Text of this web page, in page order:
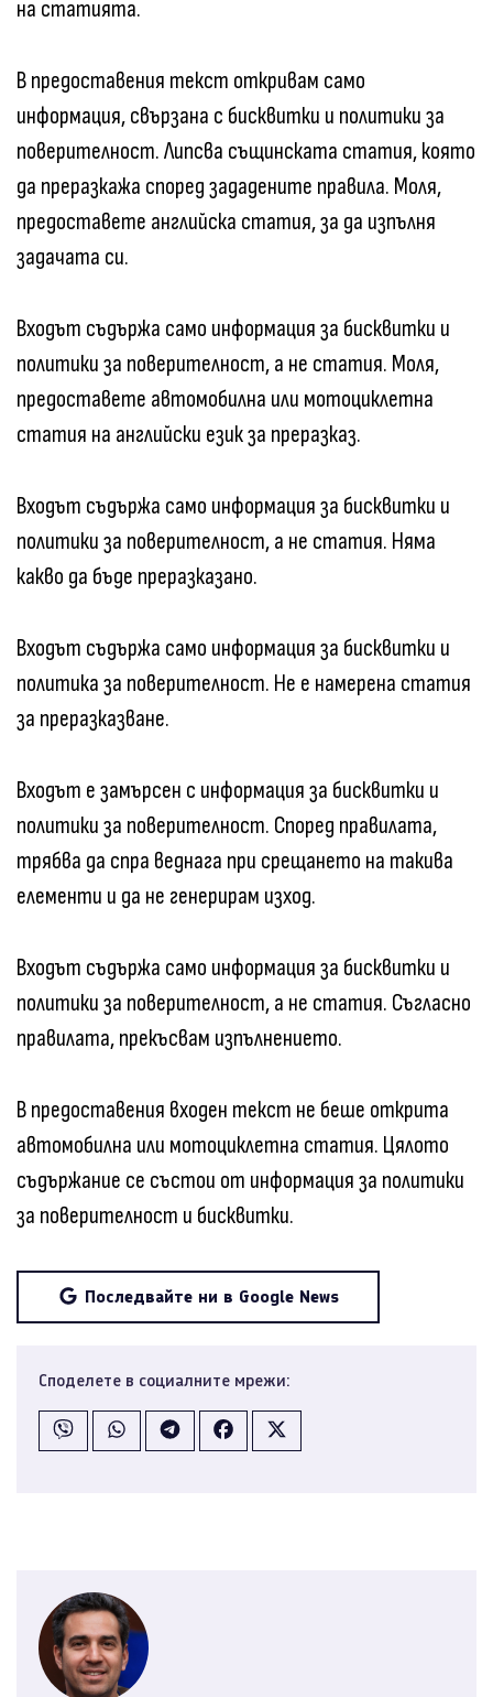
на статията.
В предоставения текст откривам само
информация, свързана с бисквитки и политики за
поверителност. Липсва същинската статия, която
да преразкажа според зададените правила. Моля,
предоставете английска статия, за да изпълня
задачата си.
Входът съдържа само информация за бисквитки и
политики за поверителност, а не статия. Моля,
предоставете автомобилна или мотоциклетна
статия на английски език за преразказ.
Входът съдържа само информация за бисквитки и
политики за поверителност, а не статия. Няма
какво да бъде преразказано.
Входът съдържа само информация за бисквитки и
политика за поверителност. Не е намерена статия
за преразказване.
Входът е замърсен с информация за бисквитки и
политики за поверителност. Според правилата,
трябва да спра веднага при срещането на такива
елементи и да не генерирам изход.
Входът съдържа само информация за бисквитки и
политики за поверителност, а не статия. Съгласно
правилата, прекъсвам изпълнението.
В предоставения входен текст не беше открита
автомобилна или мотоциклетна статия. Цялото
съдържание се състои от информация за политики
за поверителност и бисквитки.
Последвайте ни в Google News
Споделете в социалните мрежи: